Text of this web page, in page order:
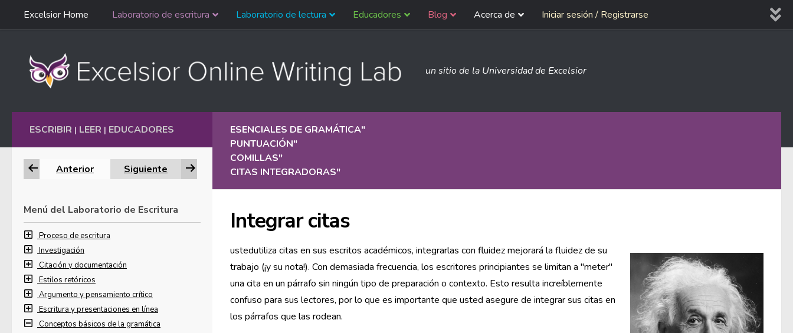
Ir al contenido
navegación
Excelsior Home Laboratorio de escritura Laboratorio de lectura Educadores Blog Acerca de Iniciar sesión / Registrarse
un sitio de la Universidad de Excelsior
ESENCIALES DE GRAMÁTICA"
PUNTUACIÓN"
COMILLAS"
CITAS INTEGRADORAS"
Integrar citas
ustedutiliza citas en sus escritos académicos, integrarlas con fluidez mejorará la fluidez de su
trabajo (¡y su nota!). Con demasiada frecuencia, los escritores principiantes se limitan a "meter"
una cita en un párrafo sin ningún tipo de preparación o contexto. Esto resulta increíblemente
confuso para sus lectores, por lo que es importante que usted asegure de integrar sus citas en
los párrafos que las rodean.
ESCRIBIR | LEER | EDUCADORES
Anterior Siguiente
Menú del Laboratorio de Escritura
Proceso de escritura
Investigación
Citación y documentación
Estilos retóricos
Argumento y pensamiento crítico
Escritura y presentaciones en línea
Conceptos básicos de la gramática